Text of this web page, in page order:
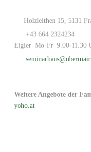
Holzleithen 15, 5131
+43
Eigler Mo-Fr 9.00-11.30
Weitere Angebote der
yoho.at